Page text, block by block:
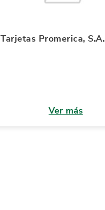
Tarjetas Promerica, S.A.
Ver más